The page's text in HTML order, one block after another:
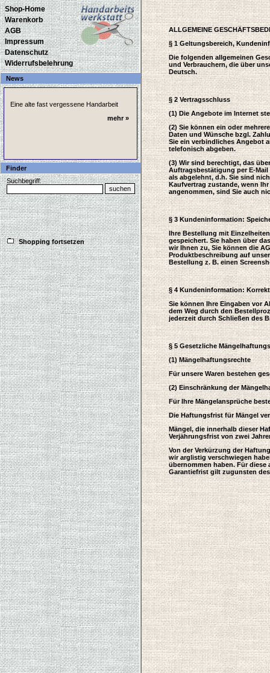
Shop-Home
Warenkorb
AGB
Impressum
Datenschutz
Widerrufsbelehrung
Finder
Suchbegriff:
Shopping fortsetzen
News
ALLGEMEINE
§ 1 Geltungsbereich,
Die folgenden allgemeinen
und Verbrauchern, die über
Deutsch.
§ 2 Vertragsschluss
(1) Die Angebote im Internet
(2) Sie können ein oder
Daten und Wünsche bzgl.
Sie ein verbindliches Angebot
telefonisch abgeben.
(3) Wir sind berechtigt, das
Auftragsbestätigung per E-
als abgelehnt, d.h. Sie sind
Kaufvertrag zustande, wenn
angenommen, sind Sie auch
§ 3 Kundeninformation:
Ihre Bestellung mit
gespeichert. Sie haben über
wir Ihnen zu, Sie können die
Produktbeschreibung auf
Bestellung z. B. einen
§ 4 Kundeninformation:
Sie können Ihre Eingaben vor
dem Weg durch den
jederzeit durch Schließen des
§ 5 Gesetzliche
(1) Mängelhaftungsrechte
Für unsere Waren bestehen
(2) Einschränkung der
Für Ihre Mängelansprüche
Die Haftungsfrist für Mängel
Mängel, die innerhalb dieser
Verjährungsfrist von zwei
Von der Verkürzung der
wir arglistig verschwiegen
übernommen haben. Für diese
Garantiefrist gilt zugunsten